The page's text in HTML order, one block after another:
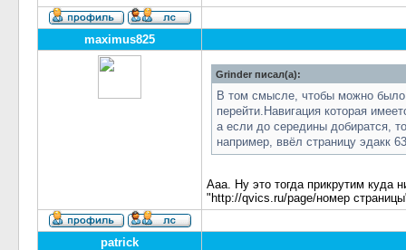
maximus825
Grinder писал(а):
В том смысле, чтобы можно было
перейти.Навигация которая
а если до середины добиратся,
например, ввёл страницу эдакк
Ааа. Ну это тогда прикрутим куда
"http://qvics.ru/page/номер
patrick